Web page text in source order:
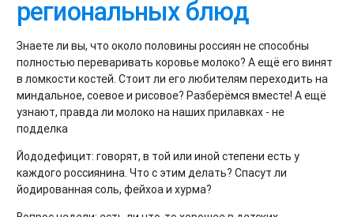
региональных блюд
Знаете ли вы, что около половины россиян не способны
полностью переваривать коровье молоко? А ещё его винят
в ломкости костей. Стоит ли его любителям переходить на
миндальное, соевое и рисовое? Разберёмся вместе! А ещё
узнают, правда ли молоко на наших прилавках - не
подделка
Йододефицит: говорят, в той или иной степени есть у
каждого россиянина. Что с этим делать? Спасут ли
йодированная соль, фейхоа и хурма?